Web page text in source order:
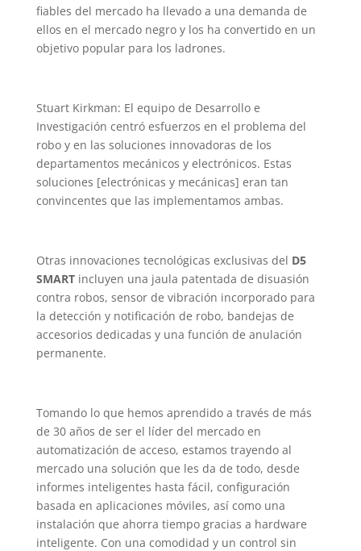
fiables del mercado ha llevado a una demanda de
ellos en el mercado negro y los ha convertido en un
objetivo popular para los ladrones.
Stuart Kirkman: El equipo de Desarrollo e
Investigación centró esfuerzos en el problema del
robo y en las soluciones innovadoras de los
departamentos mecánicos y electrónicos. Estas
soluciones [electrónicas y mecánicas] eran tan
convincentes que las implementamos ambas.
Otras innovaciones tecnológicas exclusivas del D5
SMARTincluyen una jaula patentada de disuasión
contra robos, sensor de vibración incorporado para
la detección y notificación de robo, bandejas de
accesorios dedicadas y una función de anulación
permanente.
Tomando lo que hemos aprendido a través de más
de 30 años de ser el líder del mercado en
automatización de acceso, estamos trayendo al
mercado una solución que les da de todo, desde
informes inteligentes hasta fácil, configuración
basada en aplicaciones móviles, así como una
instalación que ahorra tiempo gracias a hardware
inteligente. Con una comodidad y un control sin